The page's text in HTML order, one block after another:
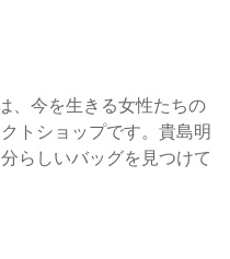
、今を生きる女性たちの
トショップです。貴島明
らしいバッグを見つけて